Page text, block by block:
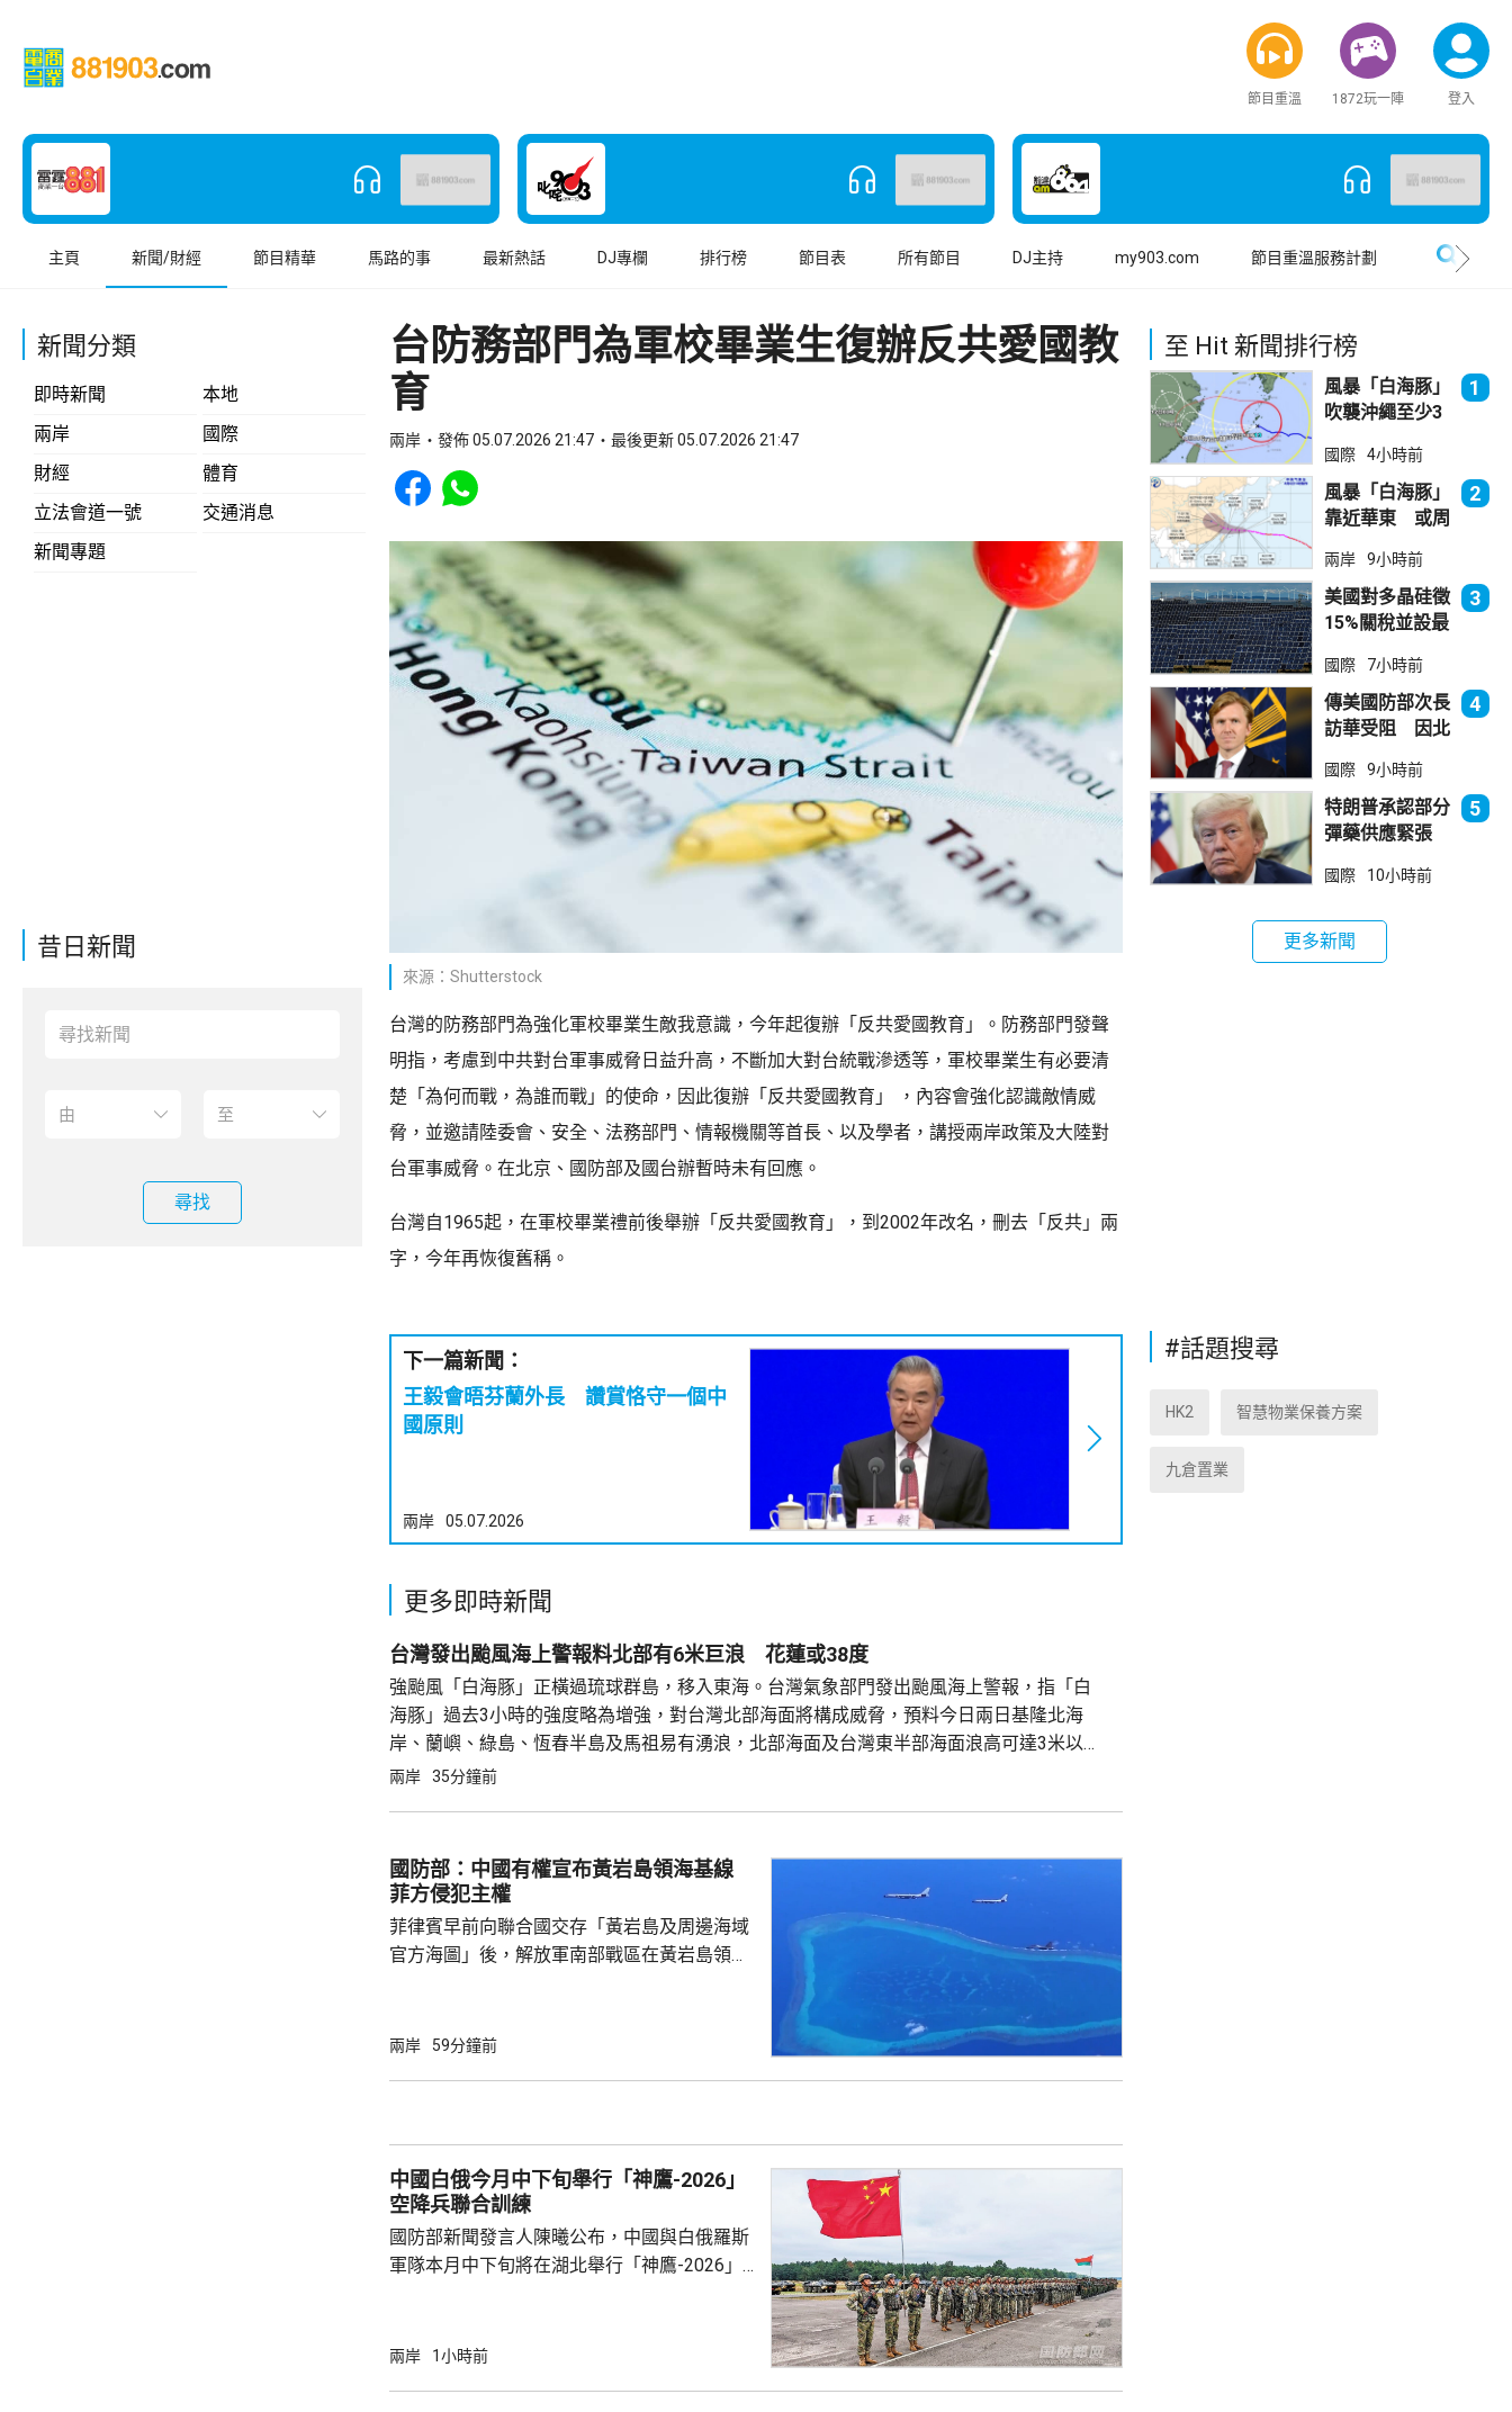
節目重溫 1872玩一陣 登入
主頁 新聞/財經 節目精華 馬路的事 最新熱話 DJ專欄 排行榜 節目表 所有節目 DJ主持 my903.com 節目重溫服務計劃
新聞分類
即時新聞
本地
兩岸
國際
財經
體育
立法會道一號
交通消息
新聞專題
昔日新聞
尋找
台防務部門為軍校畢業生復辦反共愛國教
育
兩岸 發佈 05.07.2026 21:47 最後更新 05.07.2026 21:47
Share to Facebook
Share to WhatsApp
來源：Shutterstock
台灣的防務部門為強化軍校畢業生敵我意識，今年起復辦「反共愛國教育」。防務部門發聲
明指，考慮到中共對台軍事威脅日益升高，不斷加大對台統戰滲透等，軍校畢業生有必要清
楚「為何而戰，為誰而戰」的使命，因此復辦「反共愛國教育」 ，內容會強化認識敵情威
脅，並邀請陸委會、安全、法務部門、情報機關等首長、以及學者，講授兩岸政策及大陸對
台軍事威脅。在北京、國防部及國台辦暫時未有回應。
台灣自1965起，在軍校畢業禮前後舉辦「反共愛國教育」，到2002年改名，刪去「反共」兩
字，今年再恢復舊稱。
下一篇新聞：
王毅會晤芬蘭外長 讚賞恪守一個中
國原則
兩岸 05.07.2026
更多即時新聞
台灣發出颱風海上警報料北部有6米巨浪 花蓮或38度
強颱風「白海豚」正橫過琉球群島，移入東海。台灣氣象部門發出颱風海上警報，指「白
海豚」過去3小時的強度略為增強，對台灣北部海面將構成威脅，預料今日兩日基隆北海
岸、蘭嶼、綠島、恆春半島及馬祖易有湧浪，北部海面及台灣東半部海面浪高可達3米以
上，其中北部沿海或有6米以上巨浪。 氣象部門又指，受颱風外圍環流沉降影響，台灣多地
兩岸 35分鐘前
國防部：中國有權宣布黃岩島領海基線
菲方侵犯主權
菲律賓早前向聯合國交存「黃岩島及周邊海域
官方海圖」後，解放軍南部戰區在黃岩島領
被菲方批評是非法行為。 國防部新聞發言人陳
方行徑嚴重侵犯中國領土主權，違反國際法與
國際關係基本準則，非法無效，而中方組織...
兩岸 59分鐘前
中國白俄今月中下旬舉行「神鷹-2026」
空降兵聯合訓練
國防部新聞發言人陳曦公布，中國與白俄羅斯
軍隊本月中下旬將在湖北舉行「神鷹-2026」
剿與固守等演練，是雙方第4次舉行有關系列
兩岸 1小時前
至 Hit 新聞排行榜
風暴「白海豚」
吹襲沖繩至少3
取消
1
國際 4小時前
風暴「白海豚」
靠近華東 或周
2
兩岸 9小時前
美國對多晶硅徵
15%關稅並設最
克：中國無法再
傾銷
3
國際 7小時前
傳美國防部次長
訪華受阻 因北
售
4
國際 9小時前
特朗普承認部分
彈藥供應緊張
成
5
國際 10小時前
更多新聞
#話題搜尋
HK2 智慧物業保養方案
九倉置業